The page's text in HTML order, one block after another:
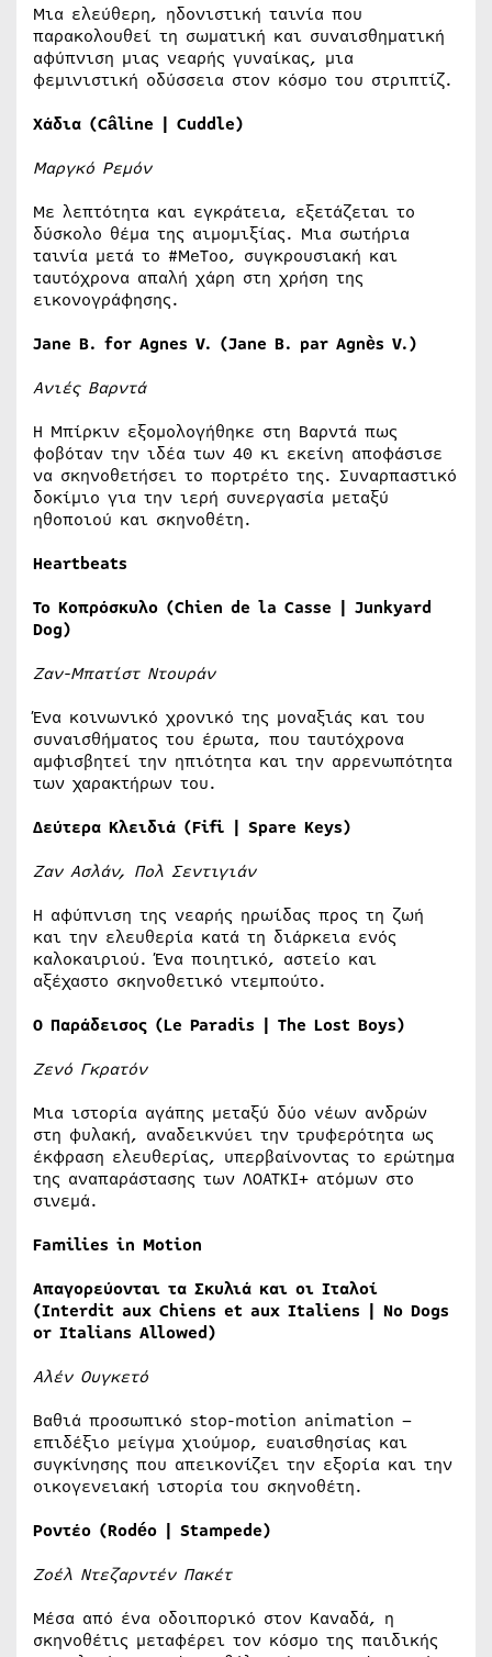
Μια ελεύθερη, ηδονιστική ταινία που
παρακολουθεί τη σωματική και συναισθηματική
αφύπνιση μιας νεαρής γυναίκας, μια
φεμινιστική οδύσσεια στον κόσμο του στριπτίζ.
Χάδια (Câline | Cuddle)
Μαργκό Ρεμόν
Με λεπτότητα και εγκράτεια, εξετάζεται το
δύσκολο θέμα της αιμομιξίας. Μια σωτήρια
ταινία μετά το #MeToo, συγκρουσιακή και
ταυτόχρονα απαλή χάρη στη χρήση της
εικονογράφησης.
Jane B. for Agnes V. (Jane B. par Agnès V.)
Ανιές Βαρντά
Η Μπίρκιν εξομολογήθηκε στη Βαρντά πως
φοβόταν την ιδέα των 40 κι εκείνη αποφάσισε
να σκηνοθετήσει το πορτρέτο της. Συναρπαστικό
δοκίμιο για την ιερή συνεργασία μεταξύ
ηθοποιού και σκηνοθέτη.
Heartbeats
Το Κοπρόσκυλο (Chien de la Casse | Junkyard
Dog)
Ζαν-Μπατίστ Ντουράν
Ένα κοινωνικό χρονικό της μοναξιάς και του
συναισθήματος του έρωτα, που ταυτόχρονα
αμφισβητεί την ηπιότητα και την αρρενωπότητα
των χαρακτήρων του.
Δεύτερα Κλειδιά (Fifi | Spare Keys)
Ζαν Ασλάν, Πολ Σεντιγιάν
Η αφύπνιση της νεαρής ηρωίδας προς τη ζωή
και την ελευθερία κατά τη διάρκεια ενός
καλοκαιριού. Ένα ποιητικό, αστείο και
αξέχαστο σκηνοθετικό ντεμπούτο.
Ο Παράδεισος (Le Paradis | The Lost Boys)
Ζενό Γκρατόν
Μια ιστορία αγάπης μεταξύ δύο νέων ανδρών
στη φυλακή, αναδεικνύει την τρυφερότητα ως
έκφραση ελευθερίας, υπερβαίνοντας το ερώτημα
της αναπαράστασης των ΛΟΑΤΚΙ+ ατόμων στο
σινεμά.
Families in Motion
Απαγορεύονται τα Σκυλιά και οι Ιταλοί
(Interdit aux Chiens et aux Italiens | No Dogs
or Italians Allowed)
Αλέν Ουγκετό
Βαθιά προσωπικό stop-motion animation –
επιδέξιο μείγμα χιούμορ, ευαισθησίας και
συγκίνησης που απεικονίζει την εξορία και την
οικογενειακή ιστορία του σκηνοθέτη.
Ροντέο (Rodéo | Stampede)
Ζοέλ Ντεζαρντέν Πακέτ
Μέσα από ένα οδοιπορικό στον Καναδά, η
σκηνοθέτις μεταφέρει τον κόσμο της παιδικής